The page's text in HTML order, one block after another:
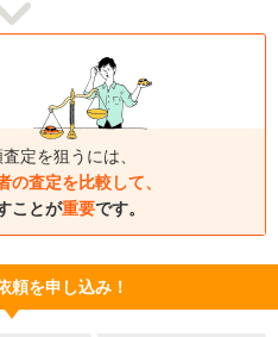
定を狙うには、
の査定を比較して、
ことが重要です。
頼を申し込み！